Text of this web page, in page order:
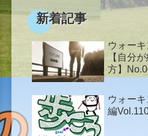
新着記事
ウォー
【自分
方】
ウォー
編Vol.110